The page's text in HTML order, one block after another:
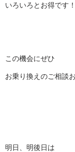
いろいろとお得です！
この機会にぜひ
お乗り換えのご相談
明日、明後日は